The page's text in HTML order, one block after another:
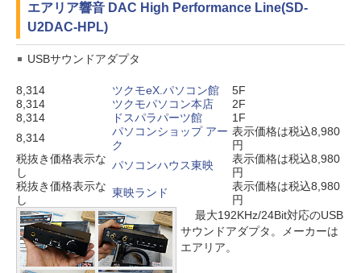
エアリア響音 DAC High Performance Line(SD-
U2DAC-HPL)
USBサウンドアダプタ
8,314 ツクモeX.パソコン館
5F
8,314
ツクモパソコン本店
2F
8,314
ドスパラパーツ館
1F
8,314
パソコンショップ アー
ク
表示価格は税込8,980
円
税抜き価格表示な
し
パソコンハウス東映
表示価格は税込8,980
円
税抜き価格表示な
し
東映ランド
表示価格は税込8,980
円
最大192KHz/24Bit対応のUSB
サウンドアダプタ。メーカーは
エアリア。